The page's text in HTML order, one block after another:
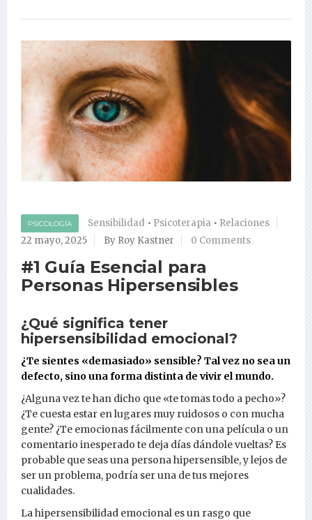
PSICOLOGÍA Sensibilidad • Psicoterapia • Relaciones
22 mayo, 2025
By Roy Kastner 0 Comments
#1 Guía Esencial para
Personas Hipersensibles
¿Qué significa tener
hipersensibilidad emocional?
¿Te sientes «demasiado» sensible? Tal vez no sea un
defecto, sino una forma distinta de vivir el mundo.
¿Alguna vez te han dicho que «te tomas todo a pecho»?
¿Te cuesta estar en lugares muy ruidosos o con mucha
gente? ¿Te emocionas fácilmente con una película o un
comentario inesperado te deja días dándole vueltas? Es
probable que seas una persona hipersensible, y lejos de
ser un problema, podría ser una de tus mejores
cualidades.
La hipersensibilidad emocional es un rasgo que